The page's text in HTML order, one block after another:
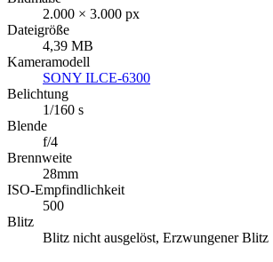
2.000 × 3.000 px
Dateigröße
4,39 MB
Kameramodell
SONY ILCE-6300
Belichtung
1/160 s
Blende
f/4
Brennweite
28mm
ISO-Empfindlichkeit
500
Blitz
Blitz nicht ausgelöst, Erzwungener Blitz